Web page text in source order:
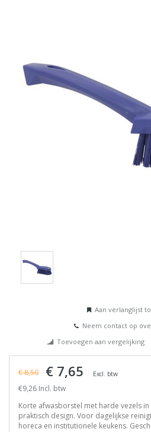
Aan verlanglijst
Neem contact op
Toevoegen aan vergelijking
€ 8,50 € 7,65 Excl. btw
€9,26 Incl. btw
Korte afwasborstel met harde vezels
praktisch design. Voor dagelijkse
horeca en institutionele keukens.